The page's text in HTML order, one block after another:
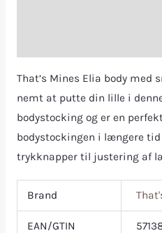
That’s Mines Elia body med
nemt at putte din lille i
bodystocking og er en
bodystockingen i længere
trykknapper til justering af
Brand
EAN/GTIN